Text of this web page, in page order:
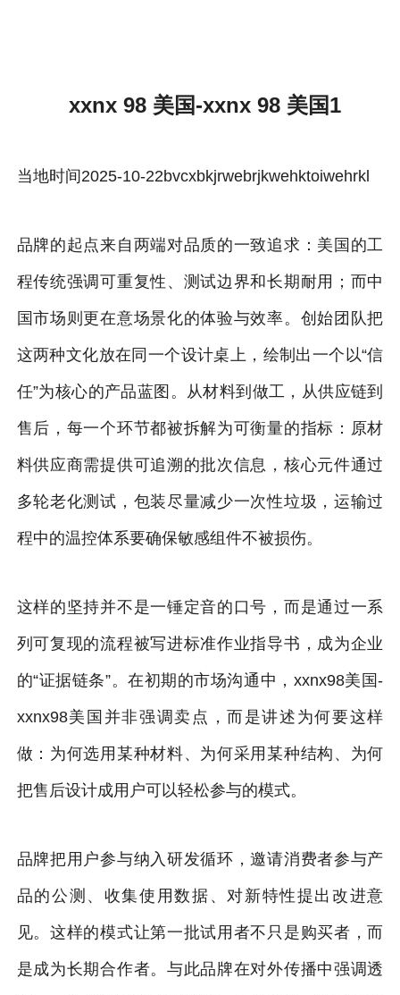
xxnx 98 美国-xxnx 98 美国1
当地时间2025-10-22bvcxbkjrwebrjkwehktoiwehrkl
品牌的起点来自两端对品质的一致追求：美国的工
程传统强调可重复性、测试边界和长期耐用；而中
国市场则更在意场景化的体验与效率。创始团队把
这两种文化放在同一个设计桌上，绘制出一个以“信
任”为核心的产品蓝图。从材料到做工，从供应链到
售后，每一个环节都被拆解为可衡量的指标：原材
料供应商需提供可追溯的批次信息，核心元件通过
多轮老化测试，包装尽量减少一次性垃圾，运输过
程中的温控体系要确保敏感组件不被损伤。
这样的坚持并不是一锤定音的口号，而是通过一系
列可复现的流程被写进标准作业指导书，成为企业
的“证据链条”。在初期的市场沟通中，xxnx98美国-
xxnx98美国并非强调卖点，而是讲述为何要这样
做：为何选用某种材料、为何采用某种结构、为何
把售后设计成用户可以轻松参与的模式。
品牌把用户参与纳入研发循环，邀请消费者参与产
品的公测、收集使用数据、对新特性提出改进意
见。这样的模式让第一批试用者不只是购买者，而
是成为长期合作者。与此品牌在对外传播中强调透